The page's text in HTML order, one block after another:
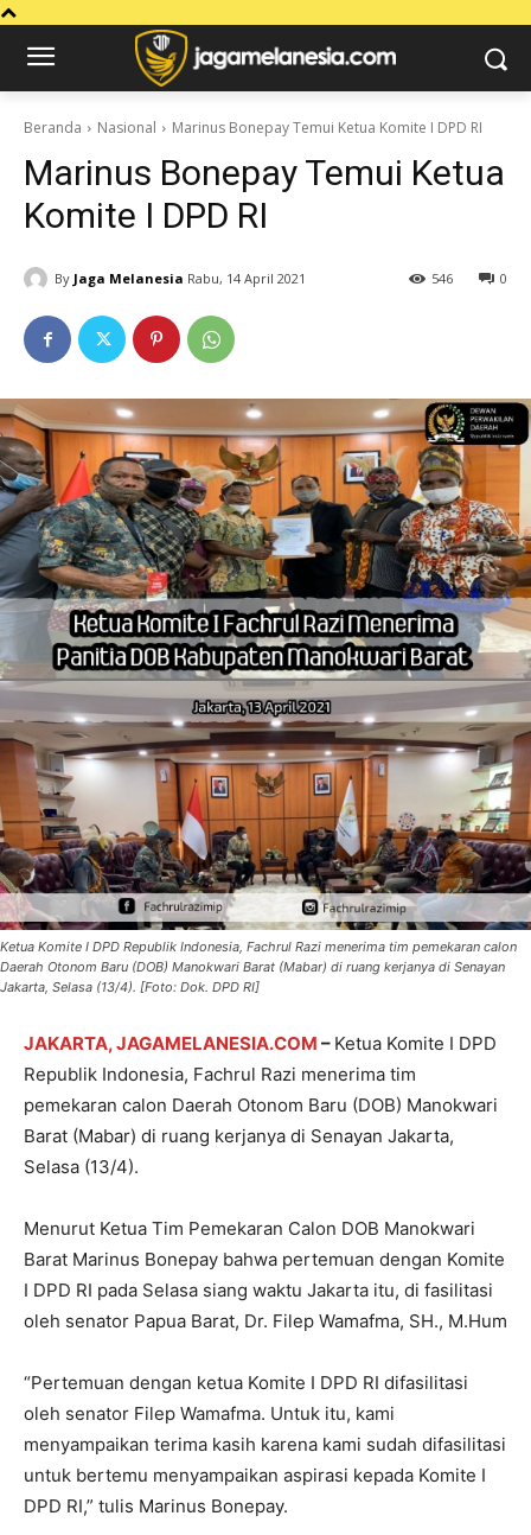
Beranda Nasional Marinus Bonepay Temui Ketua Komite I DPD RI
Marinus Bonepay Temui Ketua
Komite I DPD RI
By Jaga Melanesia Rabu, 14 April 2021 0
546
Ketua Komite I DPD Republik Indonesia, Fachrul Razi menerima tim pemekaran calon
Daerah Otonom Baru (DOB) Manokwari Barat (Mabar) di ruang kerjanya di Senayan
Jakarta, Selasa (13/4). [Foto: Dok. DPD RI]
JAKARTA, JAGAMELANESIA.COM – Ketua Komite I DPD
Republik Indonesia, Fachrul Razi menerima tim
pemekaran calon Daerah Otonom Baru (DOB) Manokwari
Barat (Mabar) di ruang kerjanya di Senayan Jakarta,
Selasa (13/4).
Menurut Ketua Tim Pemekaran Calon DOB Manokwari
Barat Marinus Bonepay bahwa pertemuan dengan Komite
I DPD RI pada Selasa siang waktu Jakarta itu, di fasilitasi
oleh senator Papua Barat, Dr. Filep Wamafma, SH., M.Hum
“Pertemuan dengan ketua Komite I DPD RI difasilitasi
oleh senator Filep Wamafma. Untuk itu, kami
menyampaikan terima kasih karena kami sudah difasilitasi
untuk bertemu menyampaikan aspirasi kepada Komite I
DPD RI,” tulis Marinus Bonepay.